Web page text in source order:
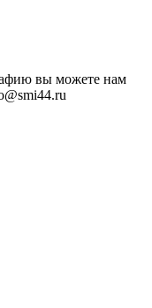
вы можете нам